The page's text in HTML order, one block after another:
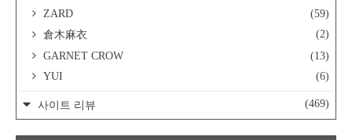
ZARD
(59)
倉木麻衣
(2)
GARNET CROW
(13)
YUI
(6)
사이트 리뷰 (469)